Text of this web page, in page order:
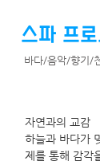
스파 프
바다/음악/향기/
자연과의 교감
하늘과 바다가
제를 통해 감각